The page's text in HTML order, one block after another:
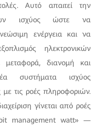
Αυτό απαιτεί την
ισχύος ώστε να
ενέργεια και να
ηλεκτρονικών
διανομή και
συστήματα ισχύος
με τις ροές πληροφοριών.
γίνεται από ροές
management watt» —